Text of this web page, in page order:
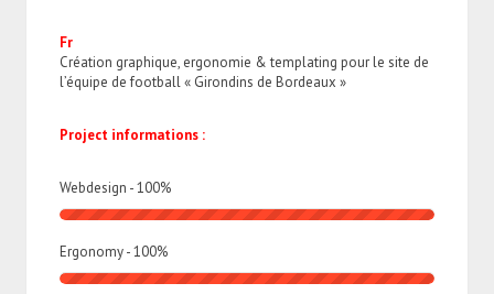
Fr
Création graphique, ergonomie & templating pour le site de
l’équipe de football « Girondins de Bordeaux »
Project informations :
Webdesign -100%
Ergonomy -100%